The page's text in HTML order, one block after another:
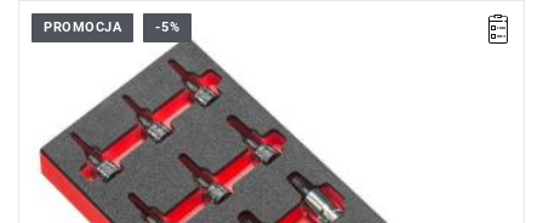
Zakres zestawu: T20 - T70
Ilość elementów: 13
Nasadki: trzpieniowe TORX
PROMOCJA -5%